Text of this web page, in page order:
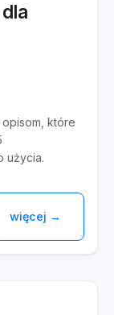
które
użycia.
więcej →